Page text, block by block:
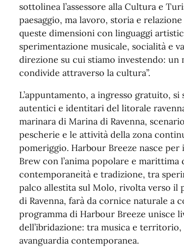
sottolinea l’assessore alla Cultura e
paesaggio, ma lavoro, storia e
queste dimensioni con linguaggi
sperimentazione musicale, socialità e
direzione su cui stiamo investendo: un
condivide attraverso la cultura”.
L’appuntamento, a ingresso gratuito,
autentici e identitari del litorale
marinara di Marina di Ravenna,
pescherie e le attività della zona
pomeriggio. Harbour Breeze nasce
Brew con l’anima popolare e
contemporaneità e tradizione, tra
palco allestita sul Molo, rivolta verso il
di Ravenna, farà da cornice naturale a
programma di Harbour Breeze unisce
dell’ibridazione: tra musica e
avanguardia contemporanea.